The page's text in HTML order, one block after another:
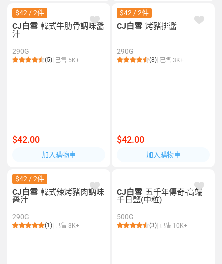
$42 / 2件
CJ白雪 韓式牛肋骨調味醬
汁
290G
(5) 已售 5K+
$42.00
加入購物車
$42 / 2件
CJ白雪 烤豬排醬
290G
(8) 已售 3K+
$42.00
加入購物車
$42 / 2件
CJ白雪 韓式辣烤豬肉調味
醬汁
290G
(1) 已售 3K+
CJ白雪 五千年傳奇-高端
千日鹽(中粒)
500G
(3) 已售 10K+